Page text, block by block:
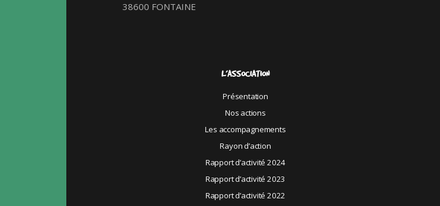
38600 FONTAINE
L’ASSOCIATION
Présentation
Nos actions
Les accompagnements
Rayon d’action
Rapport d’activité 2024
Rapport d’activité 2023
Rapport d’activité 2022